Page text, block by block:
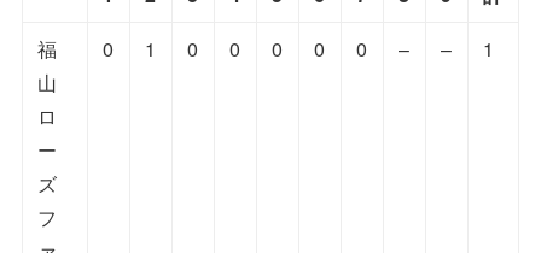
福
山
ロ
ー
ズ
フ
0 1 0 0 0 0 0 – – 1